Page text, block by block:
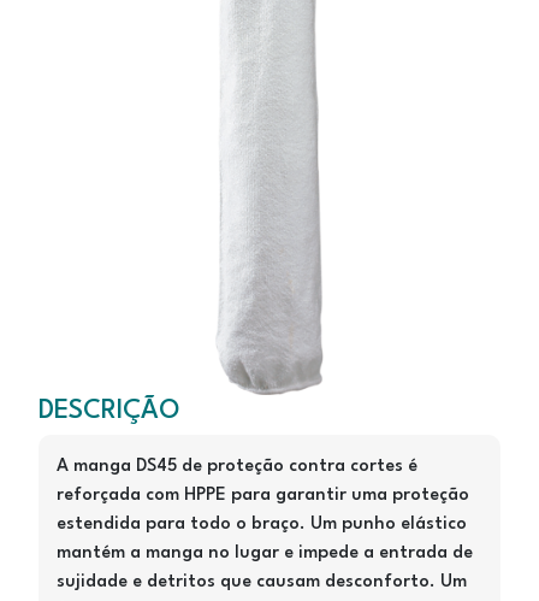
DS45
DESCRIÇÃO
A manga DS45 de proteção contra cortes é
reforçada com HPPE para garantir uma proteção
estendida para todo o braço. Um punho elástico
mantém a manga no lugar e impede a entrada de
sujidade e detritos que causam desconforto. Um